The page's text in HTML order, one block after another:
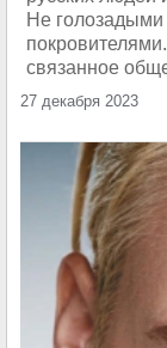
Не голозадыми
связанное
27 декабря 2023